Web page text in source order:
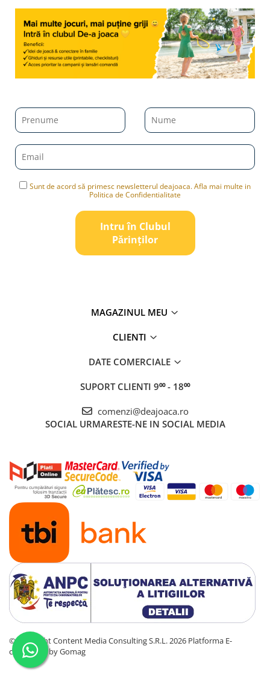
Sunt de acord să primesc newsletterul deajoaca. Afla mai multe in
Politica de Confidentialitate
Intru în Clubul
Pǎrinților
MAGAZINUL MEU
CLIENTI
DATE COMERCIALE
SUPORT CLIENTI 9⁰⁰ - 18⁰⁰
comenzi@deajoaca.ro
SOCIAL URMARESTE-NE IN SOCIAL MEDIA
©Copyright Content Media Consulting S.R.L. 2026 Platforma E-
commerce by Gomag